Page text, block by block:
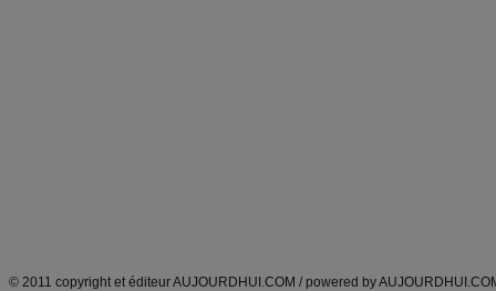
© 2011 copyright et éditeur AUJOURDHUI.COM / powered by